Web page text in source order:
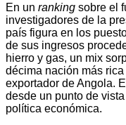
En un ranking sobre el
investigadores de la
país figura en los
de sus ingresos
hierro y gas, un mix
décima nación más
exportador de Angola.
desde un punto de
política económica.